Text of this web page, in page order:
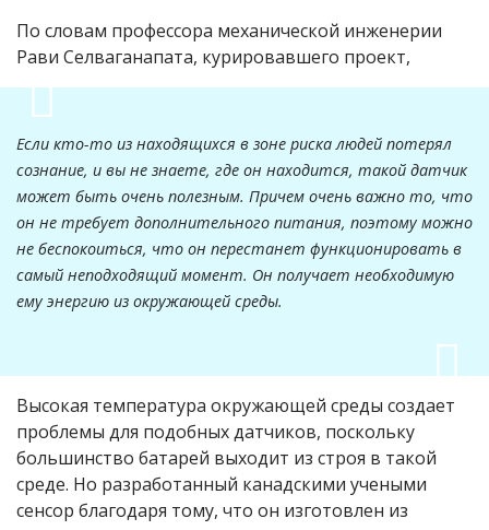
По словам профессора механической инженерии
Рави Селваганапата, курировавшего проект,
Если кто-то из находящихся в зоне риска людей потерял
сознание, и вы не знаете, где он находится, такой датчик
может быть очень полезным. Причем очень важно то, что
он не требует дополнительного питания, поэтому можно
не беспокоиться, что он перестанет функционировать в
самый неподходящий момент. Он получает необходимую
ему энергию из окружающей среды.
Высокая температура окружающей среды создает
проблемы для подобных датчиков, поскольку
большинство батарей выходит из строя в такой
среде. Но разработанный канадскими учеными
сенсор благодаря тому, что он изготовлен из